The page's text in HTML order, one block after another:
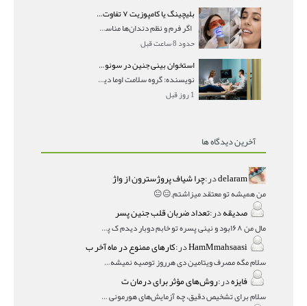
بلیچینگ یا کامپوزیت ۷ تفاوت مهم برای انتخاب درست
اگر فرم و نظم دندان‌ها مناسب است و مشکل
حدود 8 ساعت قبل
استخوان بینی جنین در سونوگرافی؛ دیده نشدن یا دیر تشکیل شدن آن چه معنایی دارد؟
نویسنده: گروه سلامت اوما دیده نشدن استخوان بینی جن
1 روز قبل
آخرین دیدگاه ها
delaramدر:چرا شیاف پروژسترون از واژ
من همیشه تو معتقد میزاشتم,,😑😐
صدیقهدر:تعداد ضربان قلب جنین پسر
مال من ۱۶۸بود و نینی پسره تو خابم دوبار دیدم ک پسره
HamMmahsaasiدر:کارهای ممنوع در ماه آخر ب
سلام مگه مصرف ویتامین دی هرروز توصیه نمیشه؟درمقاله میگه
فایزهدر:روش‌های مؤثر برای درمان ت
سلام برای تشخیص دقیق، چه آزمایش‌های هورمونی و چه سونوگر